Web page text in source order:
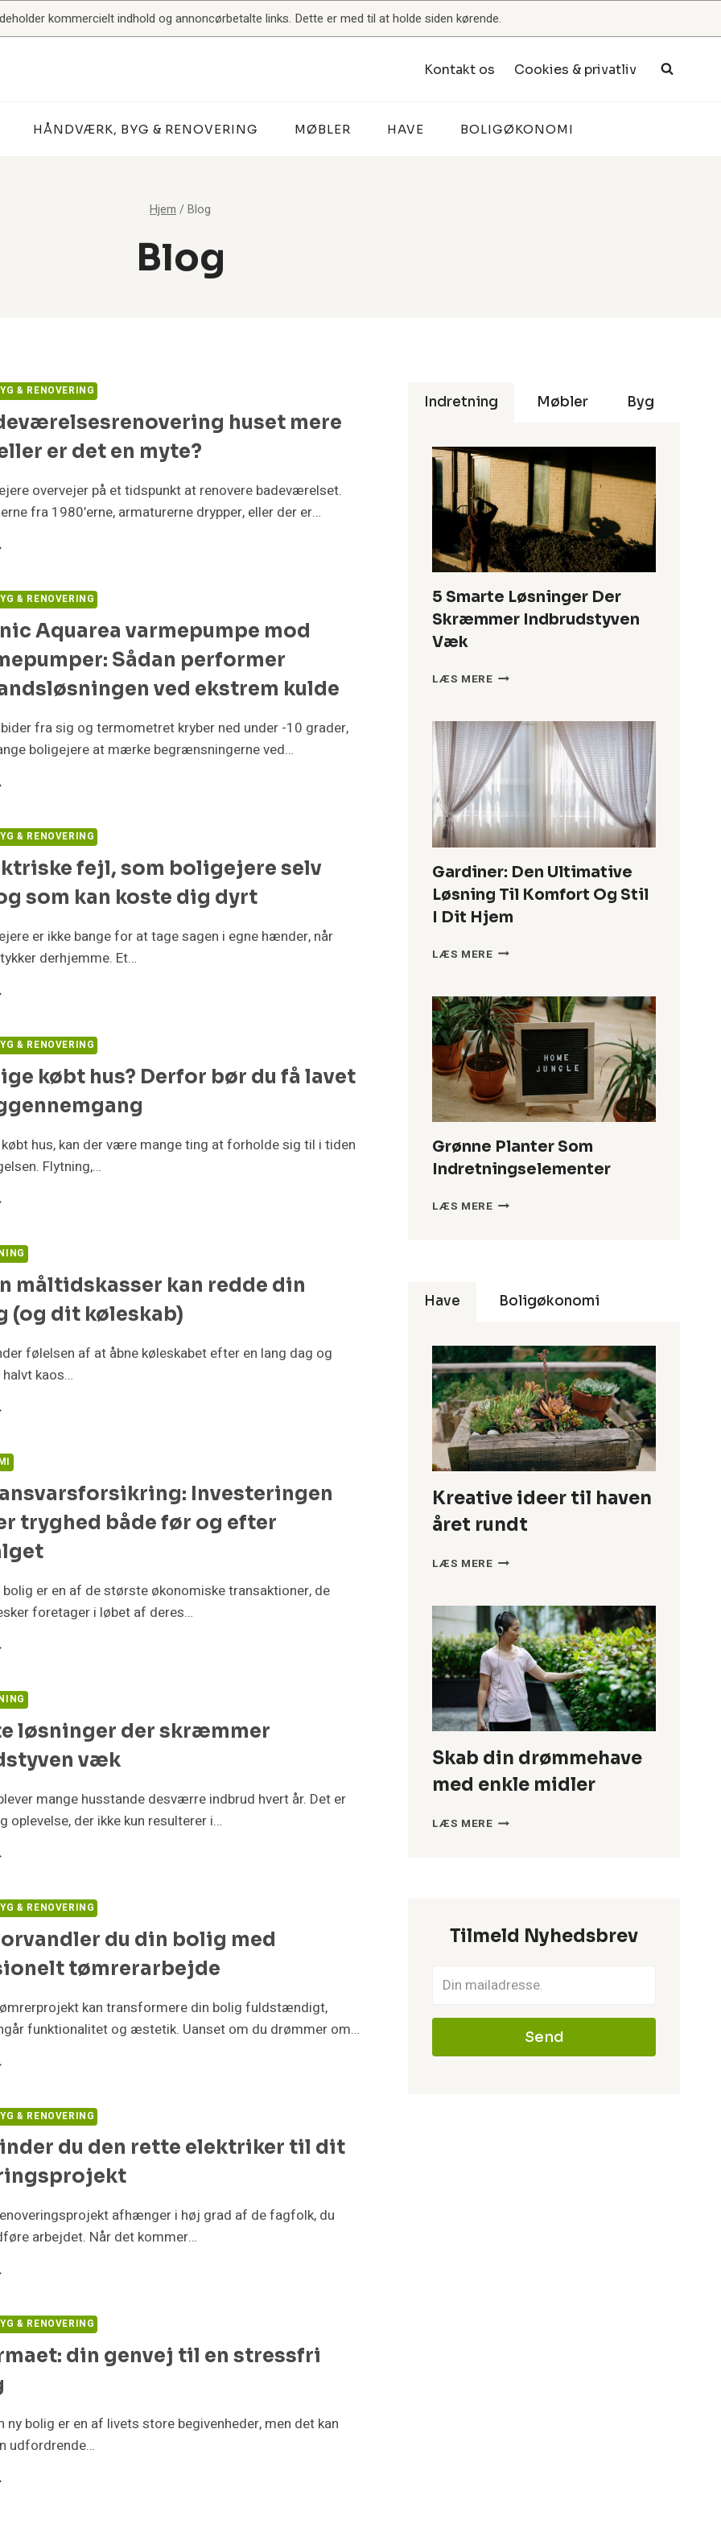
kommercielt indhold og annoncørbetalte links. Dette er med til at holde siden kørende.
Kontakt os Cookies & privatliv
HÅNDVÆRK, BYG & RENOVERING MØBLER HAVE BOLIGØKONOMI
Hjem /Blog
Blog
& RENOVERING
huset mere
er det en myte?
overvejer på et tidspunkt at renovere badeværelset.
fra 1980’erne, armaturerne drypper, eller der er…
& RENOVERING
Aquarea varmepumpe mod
Sådan performer
ved ekstrem kulde
fra sig og termometret kryber ned under -10 grader,
boligejere at mærke begrænsningerne ved…
& RENOVERING
fejl, som boligejere selv
som kan koste dig dyrt
er ikke bange for at tage sagen i egne hænder, når
derhjemme. Et…
& RENOVERING
købt hus? Derfor bør du få lavet
hus, kan der være mange ting at forholde sig til i tiden
Flytning,…
måltidskasser kan redde din
(og dit køleskab)
følelsen af at åbne køleskabet efter en lang dag og
kaos…
Investeringen
tryghed både før og efter
er en af de største økonomiske transaktioner, de
foretager i løbet af deres…
løsninger der skræmmer
væk
mange husstande desværre indbrud hvert år. Det er
oplevelse, der ikke kun resulterer i…
& RENOVERING
du din bolig med
tømrerarbejde
kan transformere din bolig fuldstændigt,
funktionalitet og æstetik. Uanset om du drømmer om…
& RENOVERING
du den rette elektriker til dit
afhænger i høj grad af de fagfolk, du
arbejdet. Når det kommer…
& RENOVERING
din genvej til en stressfri
ny bolig er en af livets store begivenheder, men det kan
udfordrende…
Indretning Møbler Byg
5 Smarte Løsninger Der
Skræmmer Indbrudstyven
Væk
LÆS MERE5
DER
SKRÆMMER
INDBRUDSTYVEN
VÆK
Gardiner: Den Ultimative
Løsning Til Komfort Og Stil
I Dit Hjem
LÆS MEREGARDINER:
LØSNING
TIL
KOMFORT
OG
STIL
DIT
HJEM
Grønne Planter Som
Indretningselementer
LÆS MEREGRØNNE
Have Boligøkonomi
Kreative ideer til haven
året rundt
LÆS MEREKREATIVE
HAVEN
ÅRET
RUNDT
Skab din drømmehave
med enkle midler
LÆS MERESKAB
Tilmeld Nyhedsbrev
Send